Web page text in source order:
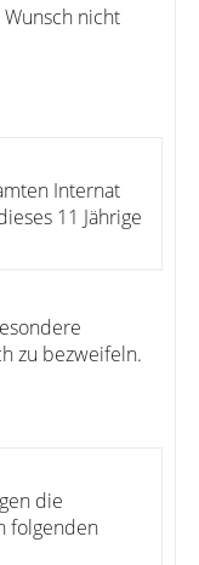
nicht
Internat
11 Jährige
zu bezweifeln.
die
folgenden